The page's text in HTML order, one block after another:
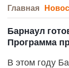
Главная
Барнаул
Программа
В этом году